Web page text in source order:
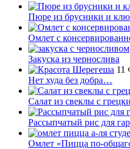
Пюре из брусники и
Омлет с
Закуска из чернослива
11
Нет худа без добра…
Салат из свеклы с
Рассыпчатый рис для
Омлет «Пицца по-